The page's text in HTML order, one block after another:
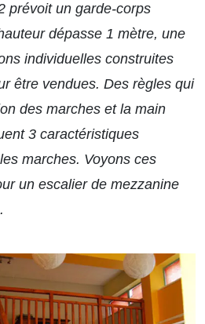
prévoit un garde-corps
dépasse 1 mètre, une
individuelles construites
être vendues. Des règles qui
des marches et la main
3 caractéristiques
marches. Voyons ces
un escalier de mezzanine